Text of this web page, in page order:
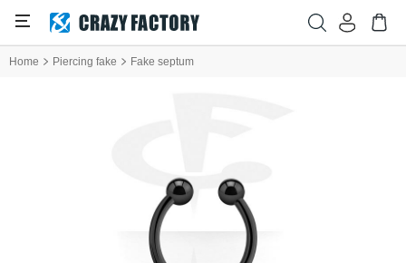
Home Piercing fake Fake septum